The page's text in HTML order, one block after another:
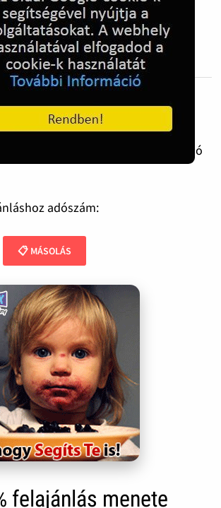
erőt és reményt ad a rászoruló
adószám:
📋 MÁSOLÁS
felajánlás menete